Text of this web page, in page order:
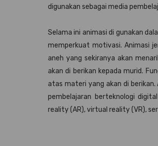
digunakan sebagai media
Selama ini animasi di gunakan
memperkuat motivasi. Animasi
aneh yang sekiranya akan
akan di berikan kepada murid.
atas materi yang akan di
pembelajaran berteknologi
reality (AR), virtual reality (VR),